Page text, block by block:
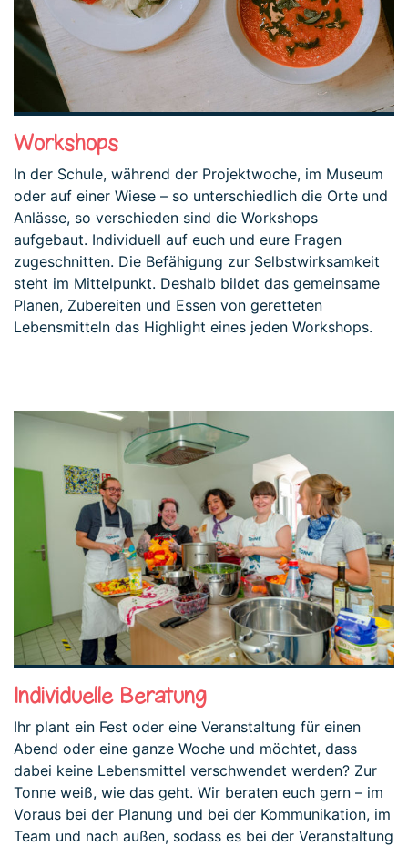
Workshops
In der Schule, während der Projektwoche, im Museum
oder auf einer Wiese – so unterschiedlich die Orte und
Anlässe, so verschieden sind die Workshops
aufgebaut. Individuell auf euch und eure Fragen
zugeschnitten. Die Befähigung zur Selbstwirksamkeit
steht im Mittelpunkt. Deshalb bildet das gemeinsame
Planen, Zubereiten und Essen von geretteten
Lebensmitteln das Highlight eines jeden Workshops.
Individuelle Beratung
Ihr plant ein Fest oder eine Veranstaltung für einen
Abend oder eine ganze Woche und möchtet, dass
dabei keine Lebensmittel verschwendet werden? Zur
Tonne weiß, wie das geht. Wir beraten euch gern – im
Voraus bei der Planung und bei der Kommunikation, im
Team und nach außen, sodass es bei der Veranstaltung